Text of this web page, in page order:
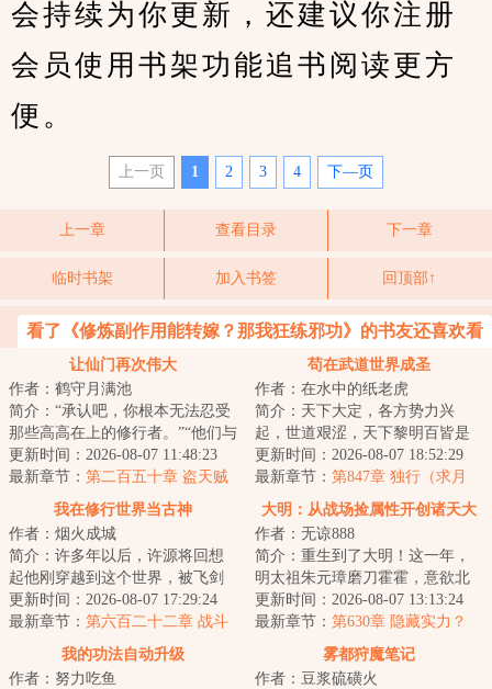
会持续为你更新，还建议你注册
会员使用书架功能追书阅读更方
便。
上一页 1 2 3 4 下—页
上一章 查看目录 下一章
临时书架 加入书签 回顶部↑
看了《修炼副作用能转嫁？那我狂练邪功》的书友还喜欢看
让仙门再次伟大
作者：鹤守月满池
简介：“承认吧，你根本无法忍受
那些高高在上的修行者。”“他们与
我们不同，我们的情感无法共
通，我们的...
更新时间：2026-08-07 11:48:23
最新章节： 第二百五十章 盗天贼
的提醒
苟在武道世界成圣
作者：在水中的纸老虎
简介：天下大定，各方势力兴
起，世道艰涩，天下黎明百皆是
生活在水深火热当中。出身微末
的徐修身负【天道...
更新时间：2026-08-07 18:52:29
最新章节： 第847章 独行（求月
票！）
我在修行世界当古神
作者：烟火成城
简介：许多年以后，许源将回想
起他刚穿越到这个世界，被飞剑
钉在大桥上的那个晚上。那时的
他以为这是个修...
更新时间：2026-08-07 17:29:24
最新章节： 第六百二十二章 战斗
的原本结局！
大明：从战场捡属性开创诸天大
作者：无谅888
简介：重生到了大明！这一年，
明太祖朱元璋磨刀霍霍，意欲北
伐，彻定北元，将汉家中原完全
掌控，为自己儿...
更新时间：2026-08-07 13:13:24
最新章节： 第630章 隐藏实力？
我的功法自动升级
作者：努力吃鱼
雾都狩魔笔记
作者：豆浆硫磺火